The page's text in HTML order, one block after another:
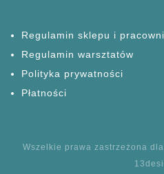
Regulamin sklepu i pracowni
Regulamin warsztatów
Polityka prywatności
Płatności
Wszelkie prawa zastrzeżona